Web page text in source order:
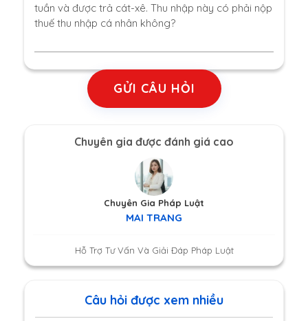
tuần và được trả cát-xê. Thu nhập này có phải nộp
thuế thu nhập cá nhân không?
GỬI CÂU HỎI
Chuyên gia được đánh giá cao
Chuyên Gia Pháp Luật
MAI TRANG
Hỗ Trợ Tư Vấn Và Giải Đáp Pháp Luật
Câu hỏi được xem nhiều